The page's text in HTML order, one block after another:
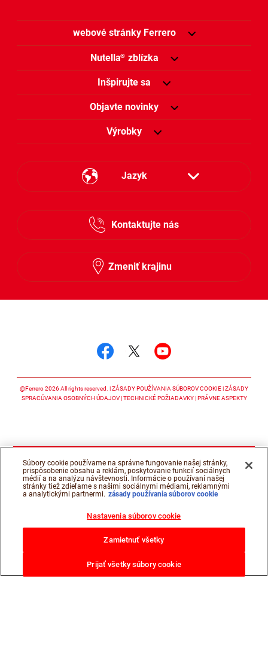
webové stránky Ferrero
Nutella® zblízka
Inšpirujte sa
Objavte novinky
Výrobky
Jazyk
Česky
Kontaktujte nás
Zmeniť krajinu
@Ferrero 2026 All rights reserved. ZÁSADY POUŽÍVANIA SÚBOROV COOKIE ZÁSADY
SPRACÚVANIA OSOBNÝCH ÚDAJOV TECHNICKÉ POŽIADAVKY PRÁVNE ASPEKTY
Súbory cookie používame na správne fungovanie našej stránky,
prispôsobenie obsahu a reklám, poskytovanie funkcií sociálnych
médií a na analýzu návštevnosti. Informácie o používaní našej
stránky tiež zdieľame s našimi sociálnymi médiami, reklamnými
a analytickými partnermi. zásady používania súborov cookie
Nastavenia súborov cookie
Zamietnuť všetky
Prijať všetky súbory cookie